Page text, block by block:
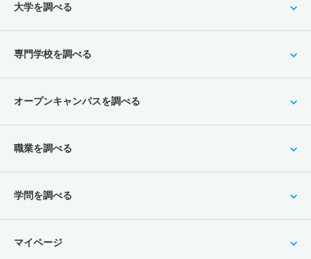
大学を調べる
専門学校を調べる
オープンキャンパスを調べる
職業を調べる
学問を調べる
マイページ